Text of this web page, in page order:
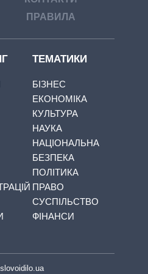
ПРАВИЛА
ТЕМАТИКИ
БІЗНЕС
ЕКОНОМІКА
КУЛЬТУРА
НАУКА
НАЦІОНАЛЬНА
БЕЗПЕКА
ПОЛІТИКА
ПРАВО
СУСПІЛЬСТВО
ФІНАНСИ